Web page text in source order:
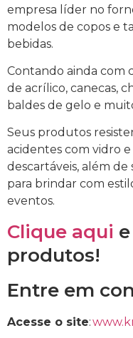
empresa líder no
modelos de copos e
bebidas.
Contando ainda com
de acrílico, canecas,
baldes de gelo e
Seus produtos
acidentes com vidro
descartáveis, além
para brindar com
eventos.
Clique aqui
produtos!
Entre em
Acesse o site: